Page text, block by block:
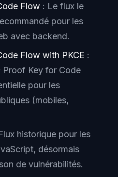
Flow : Le flux le
pour les
avec backend.
Flow with PKCE :
Proof Key for Code
pour les
(mobiles,
historique pour les
désormais
de vulnérabilités.